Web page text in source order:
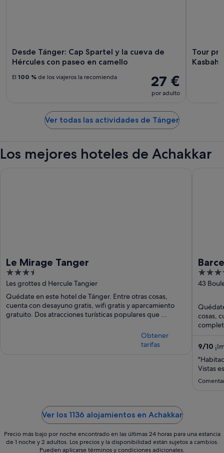
Desde Tánger: Cap Spartel y la cueva de
Hércules con paseo en camello
27 €
por adulto
El 100 % de los viajeros la recomienda
Tour
Ver todas las actividades de Tánger
Los mejores hoteles de Achakkar
Le Mirage Tanger
3.5
out
of
5
Les grottes d Hercule Tangier
Quédate en este hotel de Tánger. Entre otras cosas,
cuenta con desayuno gratis, wifi gratis y aparcamiento
gratuito. Dos atracciones turísticas populares que ...
Obtener
tarifas
5
out
5
43
cosas,
9/10
Vistas
Ver los 1136 alojamientos en Achakkar
Precio más bajo por noche encontrado en las últimas 24 horas para una estancia
de 1 noche y 2 adultos. Los precios y la disponibilidad están sujetos a cambios.
Pueden aplicarse términos y condiciones adicionales.